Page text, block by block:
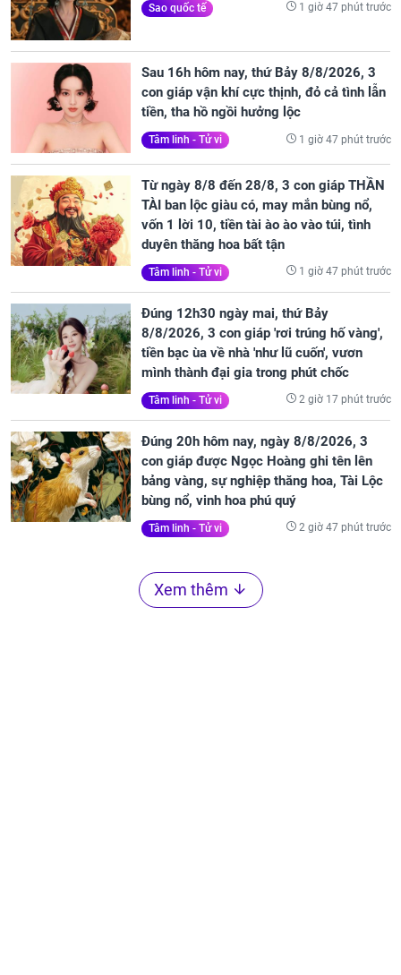
Sao quốc tế 1 giờ 47 phút trước
Sau 16h hôm nay, thứ Bảy 8/8/2026, 3
con giáp vận khí cực thịnh, đỏ cả tình lẫn
tiền, tha hồ ngồi hưởng lộc
Tâm linh - Tử vi 1 giờ 47 phút trước
Từ ngày 8/8 đến 28/8, 3 con giáp THẦN
TÀI ban lộc giàu có, may mắn bùng nổ,
vốn 1 lời 10, tiền tài ào ào vào túi, tình
duyên thăng hoa bất tận
Tâm linh - Tử vi 1 giờ 47 phút trước
Đúng 12h30 ngày mai, thứ Bảy
8/8/2026, 3 con giáp 'rơi trúng hố vàng',
tiền bạc ùa về nhà 'như lũ cuốn', vươn
mình thành đại gia trong phút chốc
Tâm linh - Tử vi 2 giờ 17 phút trước
Đúng 20h hôm nay, ngày 8/8/2026, 3
con giáp được Ngọc Hoàng ghi tên lên
bảng vàng, sự nghiệp thăng hoa, Tài Lộc
bùng nổ, vinh hoa phú quý
Tâm linh - Tử vi 2 giờ 47 phút trước
Xem thêm